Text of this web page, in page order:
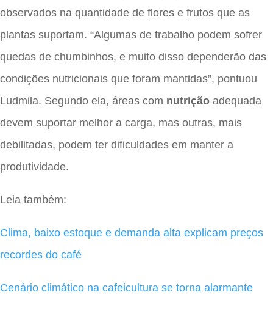
observados na quantidade de flores e frutos que as
plantas suportam. “Algumas de trabalho podem sofrer
quedas de chumbinhos, e muito disso dependerão das
condições nutricionais que foram mantidas”, pontuou
Ludmila. Segundo ela, áreas com nutrição adequada
devem suportar melhor a carga, mas outras, mais
debilitadas, podem ter dificuldades em manter a
produtividade.
Leia também:
Clima, baixo estoque e demanda alta explicam preços
recordes do café
Cenário climático na cafeicultura se torna alarmante